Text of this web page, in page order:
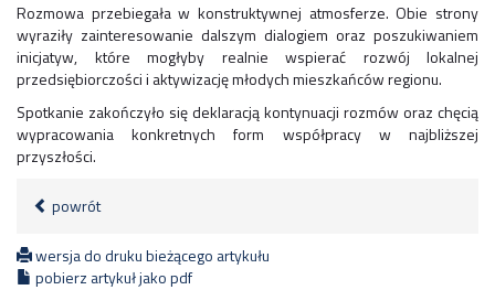
Rozmowa przebiegała w konstruktywnej atmosferze. Obie strony
wyraziły zainteresowanie dalszym dialogiem oraz poszukiwaniem
inicjatyw, które mogłyby realnie wspierać rozwój lokalnej
przedsiębiorczości i aktywizację młodych mieszkańców regionu.
Spotkanie zakończyło się deklaracją kontynuacji rozmów oraz chęcią
wypracowania konkretnych form współpracy w najbliższej
przyszłości.
powrót
wersja do druku bieżącego artykułu
pobierz artykuł jako pdf